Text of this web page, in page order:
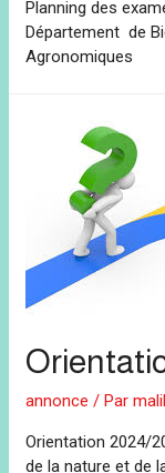
Planning des
Département de
Agronomiques
annonce / Par
Orientation 2024/
de la nature et de